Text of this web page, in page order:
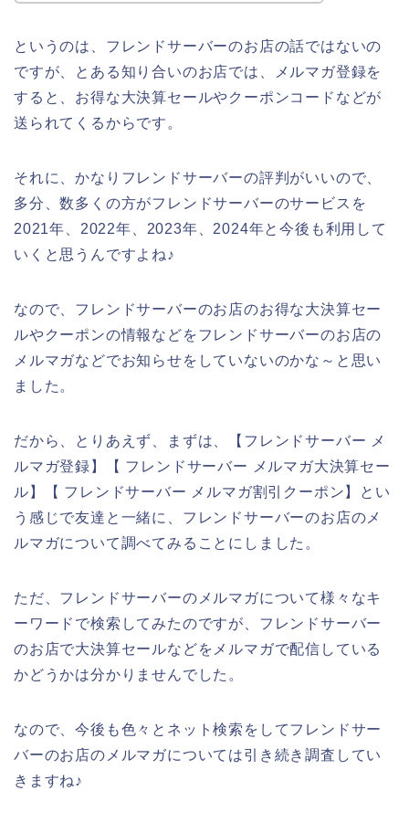
というのは、フレンドサーバーのお店の話ではないの
ですが、とある知り合いのお店では、メルマガ登録を
すると、お得な大決算セールやクーポンコードなどが
送られてくるからです。
それに、かなりフレンドサーバーの評判がいいので、
多分、数多くの方がフレンドサーバーのサービスを
2021年、2022年、2023年、2024年と今後も利用して
いくと思うんですよね♪
なので、フレンドサーバーのお店のお得な大決算セー
ルやクーポンの情報などをフレンドサーバーのお店の
メルマガなどでお知らせをしていないのかな～と思い
ました。
だから、とりあえず、まずは、【フレンドサーバー メ
ルマガ登録】【 フレンドサーバー メルマガ大決算セー
ル】【 フレンドサーバー メルマガ割引クーポン】とい
う感じで友達と一緒に、フレンドサーバーのお店のメ
ルマガについて調べてみることにしました。
ただ、フレンドサーバーのメルマガについて様々なキ
ーワードで検索してみたのですが、フレンドサーバー
のお店で大決算セールなどをメルマガで配信している
かどうかは分かりませんでした。
なので、今後も色々とネット検索をしてフレンドサー
バーのお店のメルマガについては引き続き調査してい
きますね♪